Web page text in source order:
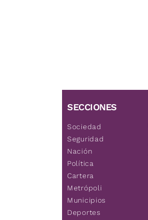
SECCIONES
Sociedad
Seguridad
Nación
Política
Cartera
Metrópoli
Municipios
Deportes